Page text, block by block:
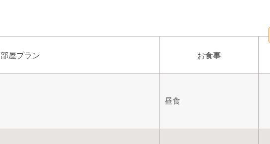
部屋プラン お食事
昼食